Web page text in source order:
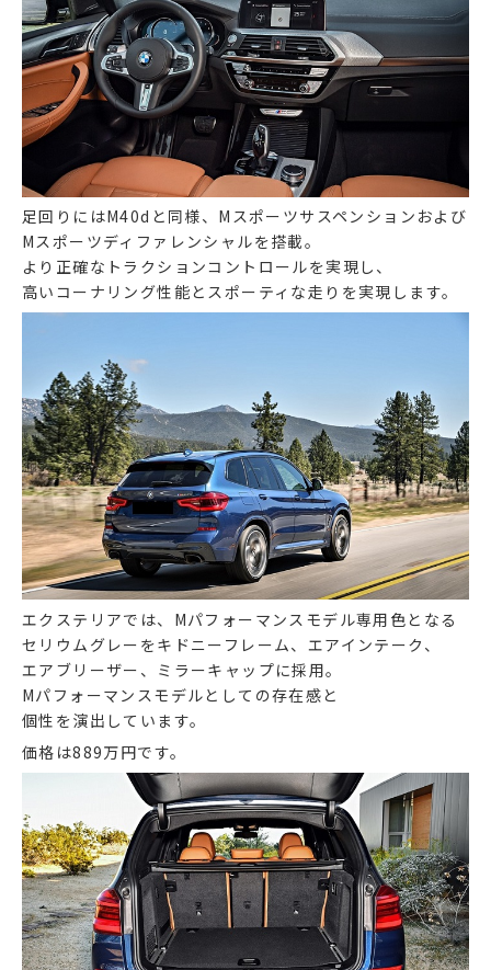
足回りにはM40dと同様、Mスポーツサスペンションおよび
Mスポーツディファレンシャルを搭載。
より正確なトラクションコントロールを実現し、
高いコーナリング性能とスポーティな走りを実現します。
エクステリアでは、Mパフォーマンスモデル専用色となる
セリウムグレーをキドニーフレーム、エアインテーク、
エアブリーザー、ミラーキャップに採用。
Mパフォーマンスモデルとしての存在感と
個性を演出しています。
価格は889万円です。